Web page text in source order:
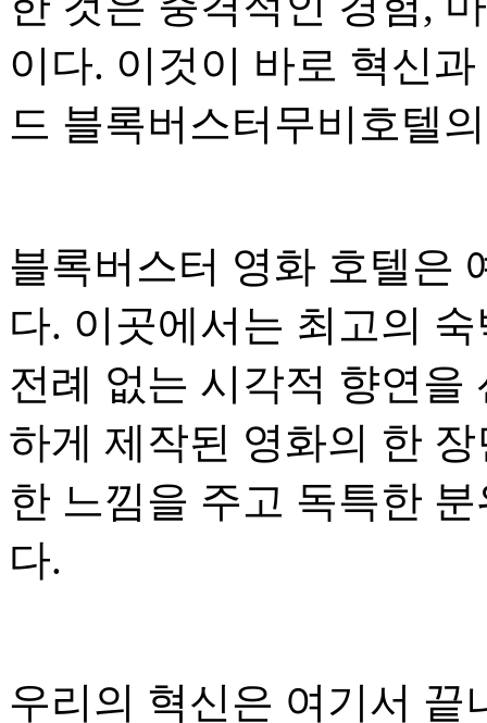
이다. 이것이 바로 혁신
드 블록버스터무비호텔
블록버스터 영화 호텔은
다. 이곳에서는 최고의
전례 없는 시각적 향연을
하게 제작된 영화의 한
한 느낌을 주고 독특한
다.
우리의 혁신은 여기서 끝